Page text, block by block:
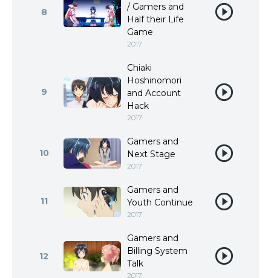
8
/ Gamers and
Half their Life
Game
2017
9
Chiaki
Hoshinomori
and Account
Hack
2017
10
Gamers and
Next Stage
2017
11
Gamers and
Youth Continue
2017
12
Gamers and
Billing System
Talk
2017